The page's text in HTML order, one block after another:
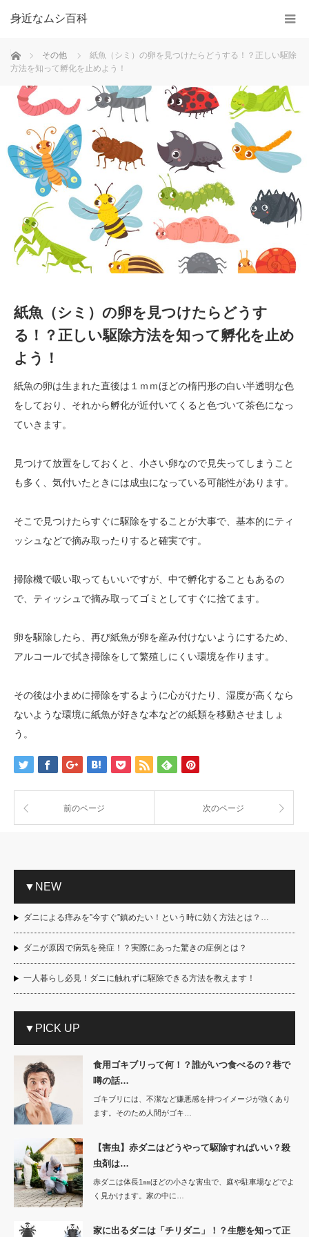
身近なムシ百科
ホーム その他
紙魚（シミ）の卵を見つけたらどうする！？正しい駆除
方法を知って孵化を止めよう！
紙魚（シミ）の卵を見つけたらどうす
る！？正しい駆除方法を知って孵化を止め
よう！
紙魚の卵は生まれた直後は１ｍｍほどの楕円形の白い半透明な色
をしており、それから孵化が近付いてくると色づいて茶色になっ
ていきます。
見つけて放置をしておくと、小さい卵なので見失ってしまうこと
も多く、気付いたときには成虫になっている可能性があります。
そこで見つけたらすぐに駆除をすることが大事で、基本的にティ
ッシュなどで摘み取ったりすると確実です。
掃除機で吸い取ってもいいですが、中で孵化することもあるの
で、ティッシュで摘み取ってゴミとしてすぐに捨てます。
卵を駆除したら、再び紙魚が卵を産み付けないようにするため、
アルコールで拭き掃除をして繁殖しにくい環境を作ります。
その後は小まめに掃除をするように心がけたり、湿度が高くなら
ないような環境に紙魚が好きな本などの紙類を移動させましょ
う。
前のページ 次のページ
▼NEW
ダニによる痒みを”今すぐ”鎮めたい！という時に効く方法とは？…
ダニが原因で病気を発症！？実際にあった驚きの症例とは？
一人暮らし必見！ダニに触れずに駆除できる方法を教えます！
▼PICK UP
食用ゴキブリって何！？誰がいつ食べるの？巷で
噂の話…
ゴキブリには、不潔など嫌悪感を持つイメージが強くあり
ます。そのため人間がゴキ…
【害虫】赤ダニはどうやって駆除すればいい？殺
虫剤は…
赤ダニは体長1㎜ほどの小さな害虫で、庭や駐車場などでよ
く見かけます。家の中に…
家に出るダニは「チリダニ」！？生態を知って正